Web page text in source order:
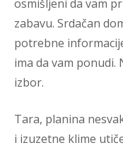
osmišljeni da vam
zabavu. Srdačan
potrebne
ima da vam
izbor.
Tara, planina
i izuzetne klime